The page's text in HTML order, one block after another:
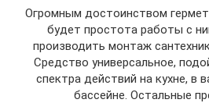
Огромным достоинством
будет простота работы с
производить монтаж
Средство универсальное,
спектра действий на кухне, в
бассейне. Остальные